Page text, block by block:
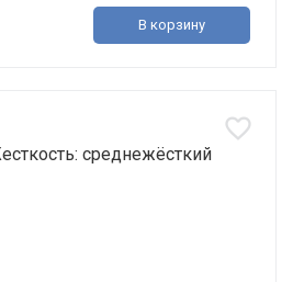
В корзину
среднежёсткий